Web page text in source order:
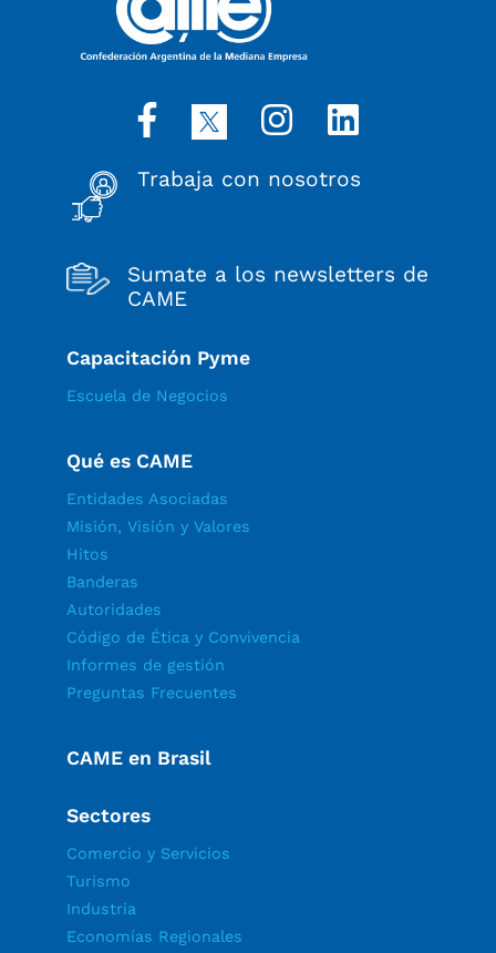
Trabaja con nosotros
Sumate a los newsletters de
CAME
Capacitación Pyme
Escuela de Negocios
Qué es CAME
Entidades Asociadas
Misión, Visión y Valores
Hitos
Banderas
Autoridades
Código de Ética y Convivencia
Informes de gestión
Preguntas Frecuentes
CAME en Brasil
Sectores
Comercio y Servicios
Turismo
Industria
Economías Regionales